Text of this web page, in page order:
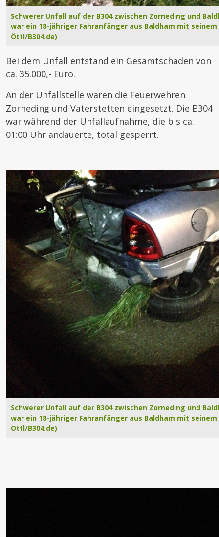
Schwerer Unfall auf der B304 zwischen Zorneding und
war ein 18-jähriger Fahranfänger aus Baldham mit seinem
Öttl/B304.de)
Bei dem Unfall entstand ein Gesamtschaden von
ca. 35.000,- Euro.
An der Unfallstelle waren die Feuerwehren
Zorneding und Vaterstetten eingesetzt. Die B304
war während der Unfallaufnahme, die bis ca.
01:00 Uhr andauerte, total gesperrt.
Schwerer Unfall auf der B304 zwischen Zorneding und
war ein 18-jähriger Fahranfänger aus Baldham mit seinem
Öttl/B304.de)